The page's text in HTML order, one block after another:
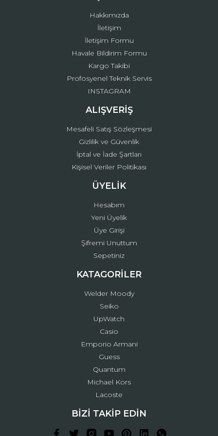
Gönder
Hakkımızda
İletişim
İletişim Formu
Havale Bildirim Formu
Kargo Takibi
Profosyenel Teknik Servis
INSTAGRAM
ALIŞVERİŞ
Mesafeli Satış Sözleşmesi
Gizlilik ve Güvenlik
İptal ve İade Şartları
Kişisel Veriler Politikası
ÜYELİK
Hesabım
Yeni Üyelik
Üye Girişi
Şifremi Unuttum
Sepetiniz
KATAGORİLER
Welder Moody
Seiko
UpWatch
Casio
Emporio Armani
Guess
Quantum
Michael Kors
Lacoste
BİZİ TAKİP EDİN